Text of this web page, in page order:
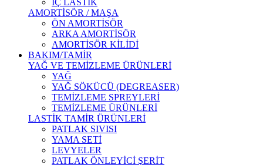
İÇ LASTİK
AMORTİSÖR / MAŞA
ÖN AMORTİSÖR
ARKA AMORTİSÖR
AMORTİSÖR KİLİDİ
BAKIM/TAMİR
YAĞ VE TEMİZLEME ÜRÜNLERİ
YAĞ
YAĞ SÖKÜCÜ (DEGREASER)
TEMİZLEME SPREYLERİ
TEMİZLEME ÜRÜNLERİ
LASTİK TAMİR ÜRÜNLERİ
PATLAK SIVISI
YAMA SETİ
LEVYELER
PATLAK ÖNLEYİCİ ŞERİT